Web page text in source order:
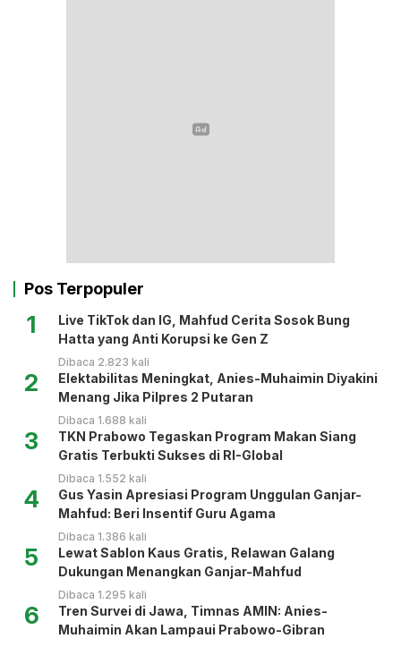
Pos Terpopuler
1
Live TikTok dan IG, Mahfud Cerita Sosok Bung
Hatta yang Anti Korupsi ke Gen Z
Dibaca 2.823 kali
2
Elektabilitas Meningkat, Anies-Muhaimin Diyakini
Menang Jika Pilpres 2 Putaran
Dibaca 1.688 kali
3
TKN Prabowo Tegaskan Program Makan Siang
Gratis Terbukti Sukses di RI-Global
Dibaca 1.552 kali
4
Gus Yasin Apresiasi Program Unggulan Ganjar-
Mahfud: Beri Insentif Guru Agama
Dibaca 1.386 kali
5
Lewat Sablon Kaus Gratis, Relawan Galang
Dukungan Menangkan Ganjar-Mahfud
Dibaca 1.295 kali
6
Tren Survei di Jawa, Timnas AMIN: Anies-
Muhaimin Akan Lampaui Prabowo-Gibran